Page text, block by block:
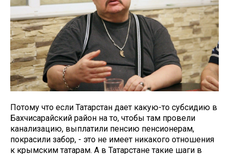
Потому что если Татарстан дает какую-то субсидию в
Бахчисарайский район на то, чтобы там провели
канализацию, выплатили пенсию пенсионерам,
покрасили забор, - это не имеет никакого отношения
к крымским татарам. А в Татарстане такие шаги в